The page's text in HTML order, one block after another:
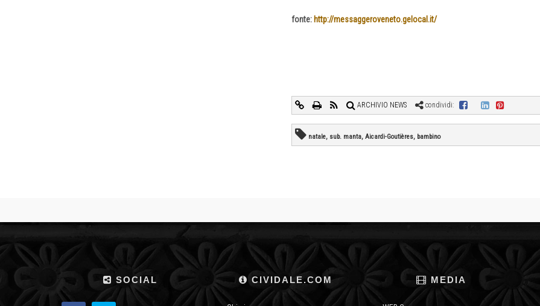
fonte: http://messaggeroveneto.gelocal.it/
ARCHIVIO NEWS condividi:
natale, sub. manta, Aicardi-Goutières, bambino
SOCIAL CIVIDALE.COM MEDIA